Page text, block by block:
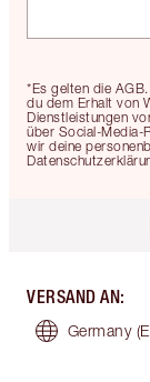
*Es gelten die
du dem Erhalt von
Dienstleistungen
über Social-Media-
wir deine
VERSAND AN:
Germany